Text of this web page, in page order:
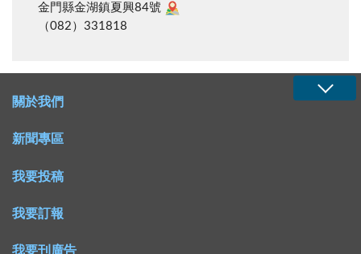
金門縣金湖鎮夏興84號
（082）331818
關於我們
新聞專區
我要投稿
我要訂報
我要刊廣告